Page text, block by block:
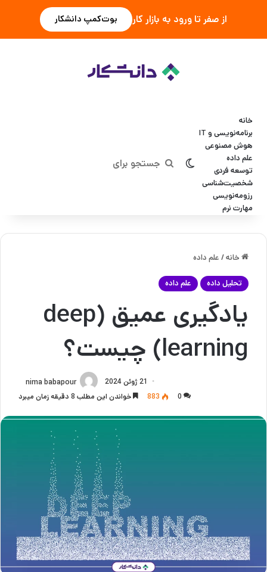
از صفر تا ورود به بازار کار بوت‌کمپ دانشکار
خانه
برنامه‌نویسی و IT
هوش مصنوعی
علم داده
توسعه فردی
شخصیت‌شناسی
رزومه‌نویسی
مهارت نرم
تغییر پوسته
جستجو
خانه/ علم داده
تحلیل داده علم داده
یادگیری عمیق (deep
learning) چیست؟
nima babapour
21 ژوئن 2024
0
883 خواندن این مطلب 8 دقیقه زمان میبرد